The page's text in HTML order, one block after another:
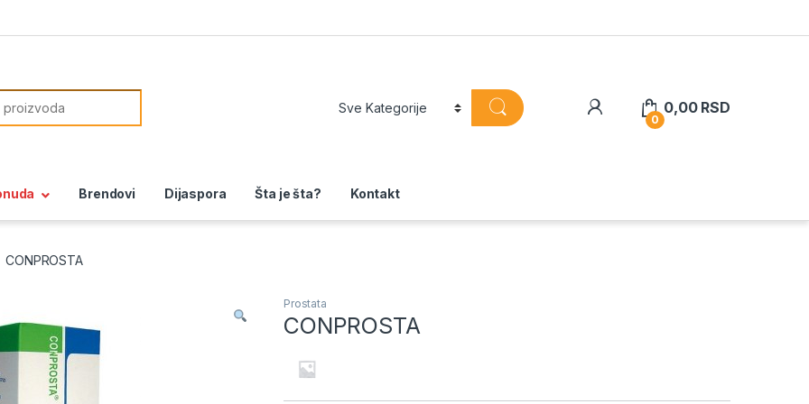
0
0,00 RSD
Brendovi Dijaspora Šta je šta? Kontakt
CONPROSTA
Prostata
CONPROSTA